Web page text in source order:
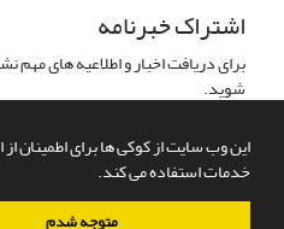
این وب سایت از کوکی ها برای اطمینان از
خدمات استفاده می کند.
متوجه شدم
اشتراک خبرنامه
برای دریافت اخبار و اطلاعیه های
شوید.